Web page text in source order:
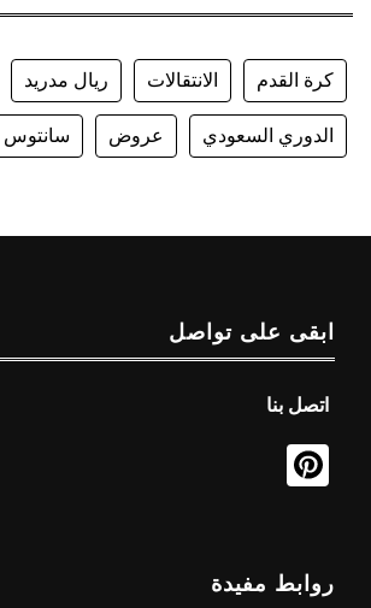
كرة القدم الانتقالات ريال مدريد
الدوري السعودي عروض سانتوس
ابقى على تواصل
اتصل بنا
روابط مفيدة